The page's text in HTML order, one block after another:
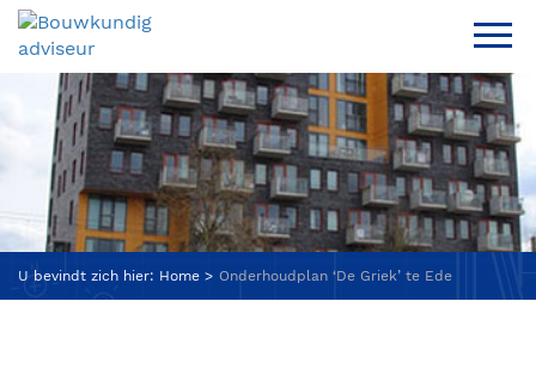
U bevindt zich hier: Home Onderhoudplan ‘De Griek’ te Ede